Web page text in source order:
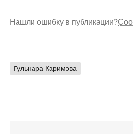
Нашли ошибку в публикации?
Гульнара Каримова